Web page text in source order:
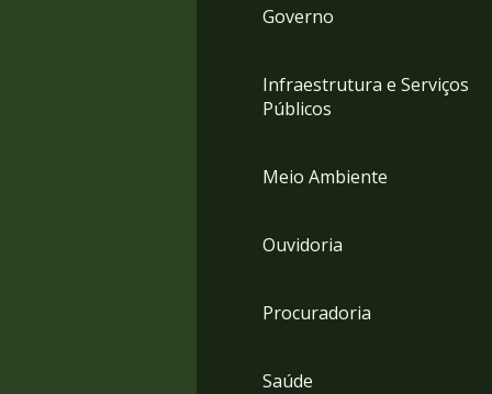
Governo
Infraestrutura e Serviços
Públicos
Meio Ambiente
Ouvidoria
Procuradoria
Saúde